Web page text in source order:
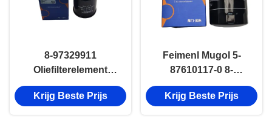
8-97329911
Oliefilterelement
8973099270
Onderdelen Isuzu D
Krijg Beste Prijs
Feimenl Mugol 5-
87610117-0 8-
97148270-1 Oliefilter
8971482701 ISUZU
Krijg Beste Prijs